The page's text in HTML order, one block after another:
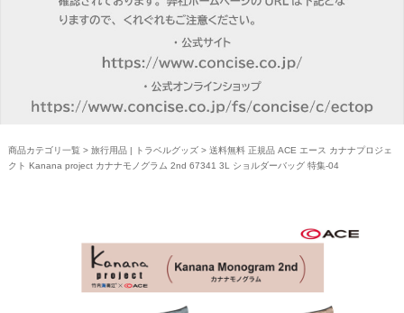
商品カテゴリ一覧 > 旅行用品 | トラベルグッズ> 送料無料 正規品 ACE エース カナナプロジェ
クト Kanana project カナナモノグラム 2nd 67341 3L ショルダーバッグ 特集-04